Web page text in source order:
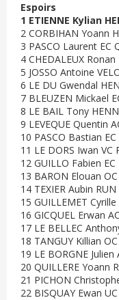
Espoirs
1 ETIENNE Kylian
2 CORBIHAN Yoann
3 PASCO Laurent EC
4 CHEDALEUX Ronan
5 JOSSO Antoine
6 LE DU Gwendal
7 BLEUZEN Mickael
8 LE BAIL Tony
9 LEVEQUE Quentin
10 PASCO Bastian
11 LE DORS Iwan VC
12 GUILLO Fabien
13 BARON Elouan
14 TEXIER Aubin
15 GUILLEMET
16 GICQUEL Erwan
17 LE BELLEC
18 TANGUY Killian
19 LE BORGNE
20 QUILLERE Yoann
21 PICHON
22 BISQUAY Ewan